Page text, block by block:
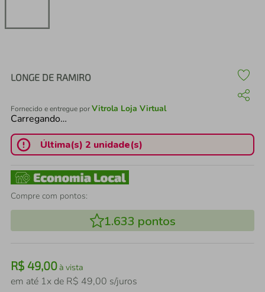
LONGE DE RAMIRO
Fornecido e entregue porVitrola Loja Virtual
Carregando…
Última(s) 2 unidade(s)
Compre com pontos:
1.633 pontos
R$ 49,00à vista
em até 1x de R$ 49,00 s/juros